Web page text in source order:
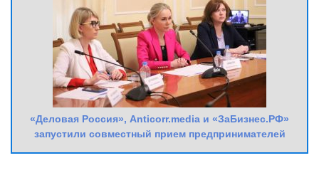
«Деловая Россия», Anticorr.media и «ЗаБизнес.РФ»
запустили совместный прием предпринимателей